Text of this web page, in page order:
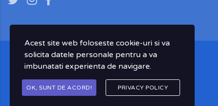
Copyright ©2026 www.iulmet.ro byDallMk.
Acest site web foloseste cookie-uri si va
solicita datele personale pentru a va
imbunatati experienta de navigare.
OK, SUNT DE ACORD! PRIVACY POLICY